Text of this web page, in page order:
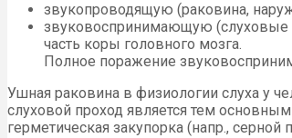
звукопроводящую (раковина,
звуковоспринимающую (слуховые
часть коры головного мозга.
Пол­ное поражение
Ушная раковина в физиологии слуха у
слуховой проход является тем
герметическая заку­порка (напр., серной